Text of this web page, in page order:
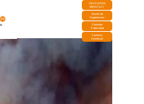
DESCARGA
MIRAPLAY
Buzón de
Sugerencias
Contratar
Publicidad
Contacto
Comercial